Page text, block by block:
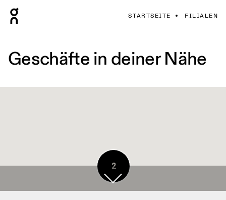
STARTSEITE FILIALEN
Geschäfte in deiner Nähe
2